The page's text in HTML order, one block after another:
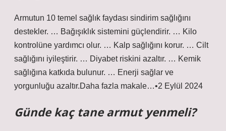
Armutun 10 temel sağlık faydası sindirim sağlığını
destekler. … Bağışıklık sistemini güçlendirir. … Kilo
kontrolüne yardımcı olur. … Kalp sağlığını korur. … Cilt
sağlığını iyileştirir. … Diyabet riskini azaltır. … Kemik
sağlığına katkıda bulunur. … Enerji sağlar ve
yorgunluğu azaltır.Daha fazla makale…•2 Eylül 2024
Günde kaç tane armut yenmeli?